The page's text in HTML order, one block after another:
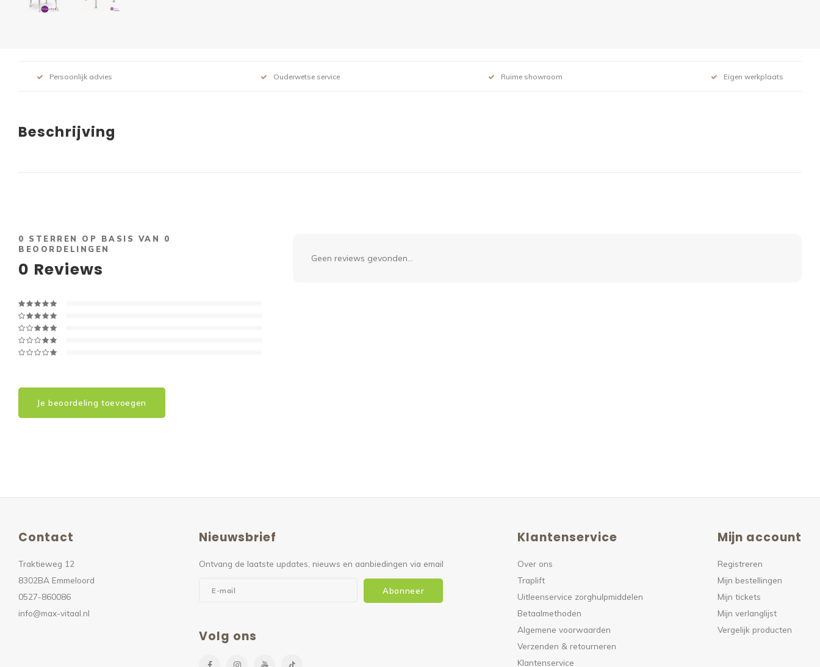
Persoonlijk advies Ouderwetse service Ruime showroom Eigen werkplaats
Beschrijving
0 STERREN OP BASIS VAN 0
BEOORDELINGEN
0 Reviews
Je beoordeling toevoegen
Geen reviews gevonden...
Contact
Traktieweg 12
8302BA Emmeloord
0527-860086
info@max-vitaal.nl
Nieuwsbrief
Ontvang de laatste updates, nieuws en aanbiedingen via email
Abonneer
Volg ons
Klantenservice
Over ons
Traplift
Uitleenservice zorghulpmiddelen
Betaalmethoden
Algemene voorwaarden
Verzenden & retourneren
Klantenservice
Mijn account
Registreren
Mijn bestellingen
Mijn tickets
Mijn verlanglijst
Vergelijk producten